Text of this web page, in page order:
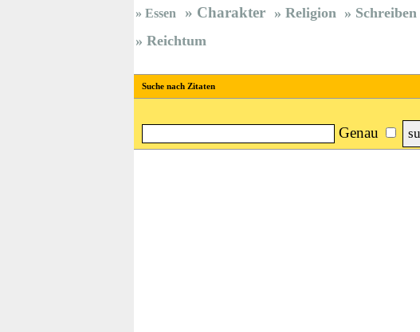
Essen Charakter Religion
Schreiben
Reichtum
Suche nach Zitaten
Genau